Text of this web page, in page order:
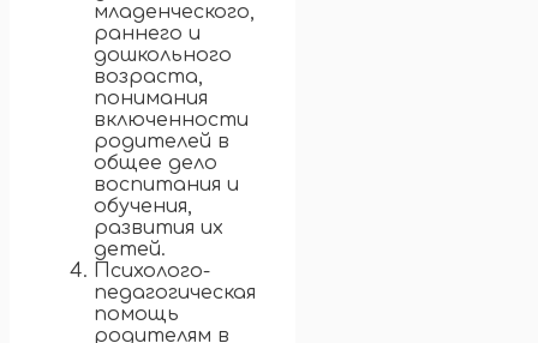
младенческого,
раннего и
дошкольного
возраста,
понимания
включенности
родителей в
общее дело
воспитания и
обучения,
развития их
детей.
Психолого-
педагогическая
помощь
родителям в